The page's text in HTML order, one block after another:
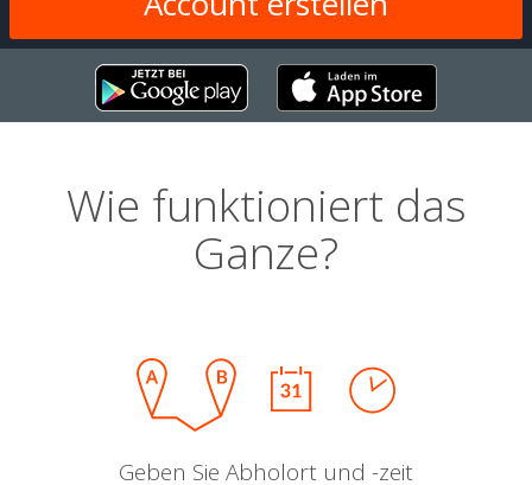
Wie funktioniert das
Ganze?
Geben Sie Abholort und -zeit